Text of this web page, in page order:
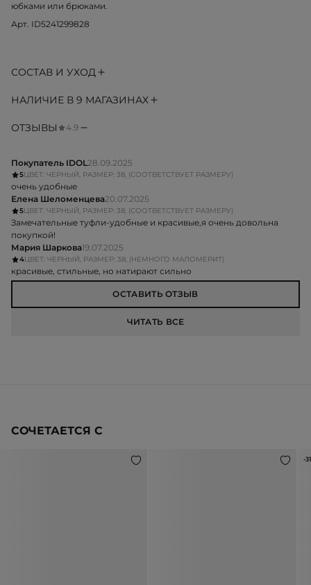
юбками или брюками.
Арт. ID5241299828
СОСТАВ И УХОД
НАЛИЧИЕ В 9 МАГАЗИНАХ
ОТЗЫВЫ 4.9
Покупатель IDOL28.09.2025
5ЦВЕТ: ЧЕРНЫЙ, РАЗМЕР: 38, (СООТВЕТСТВУЕТ РАЗМЕРУ)
очень удобные
Елена Шеломенцева20.07.2025
5ЦВЕТ: ЧЕРНЫЙ, РАЗМЕР: 38, (СООТВЕТСТВУЕТ РАЗМЕРУ)
Замечательные туфли-удобные и красивые,я очень довольна
покупкой!
Мария Шаркова19.07.2025
4ЦВЕТ: ЧЕРНЫЙ, РАЗМЕР: 38, (НЕМНОГО МАЛОМЕРИТ)
красивые, стильные, но натирают сильно
ОСТАВИТЬ ОТЗЫВ
ЧИТАТЬ ВСЕ
СОЧЕТАЕТСЯ С
-